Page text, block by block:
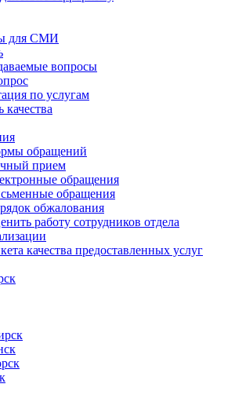
для СМИ
вопросы
по услугам
качества
обращений
прием
обращения
обращения
обжалования
работу сотрудников отдела
качества предоставленных услуг